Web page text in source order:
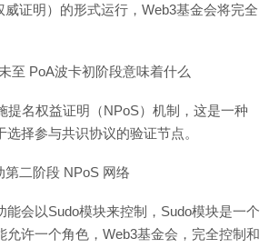
证明）的形式运行，Web3基金会将完全
至 PoA波卡初阶段意味着什么
提名权益证明（NPoS）机制，这是一种
择参与共识协议的验证节点。
二阶段 NPoS 网络
能会以Sudo模块来控制，Sudo模块是一个
允许一个角色，Web3基金会，完全控制和